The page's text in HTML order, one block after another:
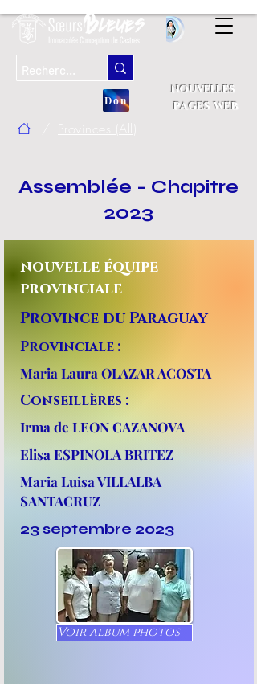
Don
nouvelles
pages web
Assemblée - Chapitre
2023
nouvelle équipe
provinciale
Province du Paraguay
Provinciale :
Maria Laura OLAZAR ACOSTA
Conseillères :
Irma de LEON CAZANOVA
Elisa ESPINOLA BRITEZ
Maria Luisa VILLALBA
SANTACRUZ
23 septembre 2023
Voir album photos